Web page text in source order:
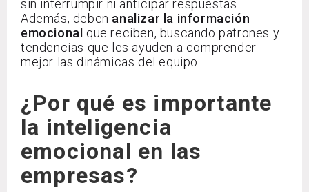
sin interrumpir ni anticipar respuestas.
Además, deben analizar la información
emocional que reciben, buscando patrones y
tendencias que les ayuden a comprender
mejor las dinámicas del equipo.
¿Por qué es importante
la inteligencia
emocional en las
empresas?